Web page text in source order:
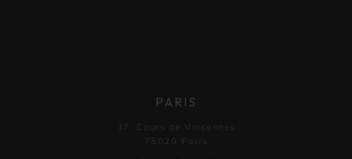
PARIS
37, Cours de Vincennes
75020 Paris